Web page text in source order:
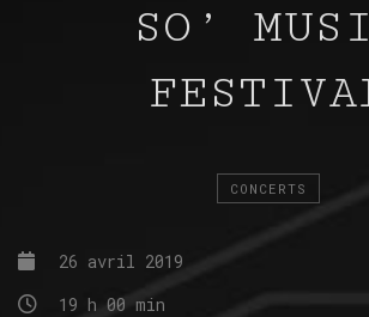
SO’
CONCERTS
26 avril 2019
19 h 00 min